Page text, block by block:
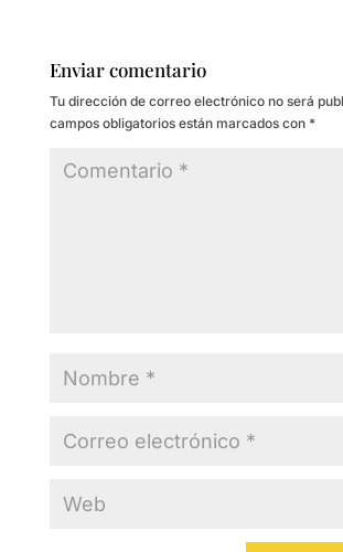
Enviar comentario
Tu dirección de correo electrónico no será
campos obligatorios están marcados con *